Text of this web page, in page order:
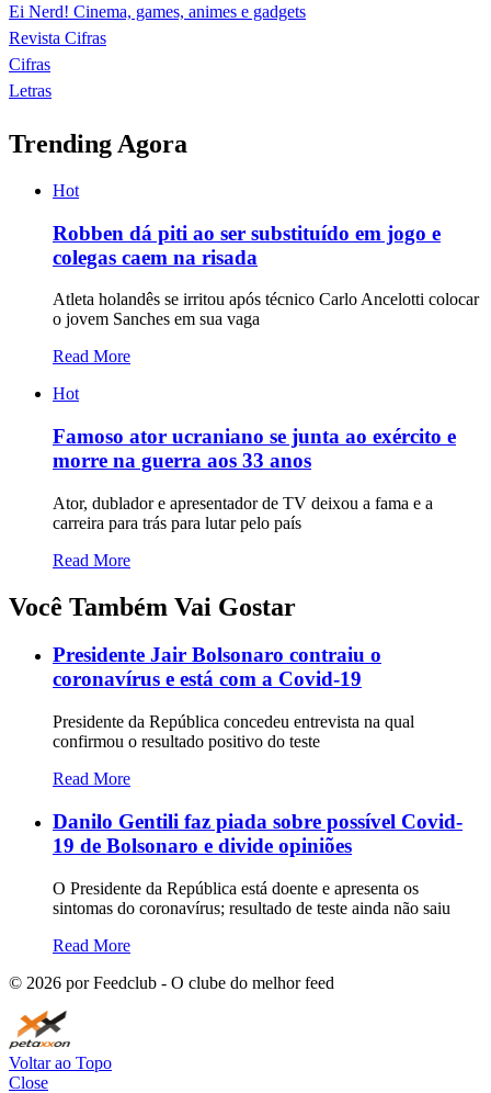
Ei Nerd! Cinema, games, animes e gadgets
Revista Cifras
Cifras
Letras
Trending Agora
Hot
Robben dá piti ao ser substituído em jogo e
colegas caem na risada
Atleta holandês se irritou após técnico Carlo Ancelotti colocar
o jovem Sanches em sua vaga
Read More
Hot
Famoso ator ucraniano se junta ao exército e
morre na guerra aos 33 anos
Ator, dublador e apresentador de TV deixou a fama e a
carreira para trás para lutar pelo país
Read More
Você Também Vai Gostar
Presidente Jair Bolsonaro contraiu o
coronavírus e está com a Covid-19
Presidente da República concedeu entrevista na qual
confirmou o resultado positivo do teste
Read More
Danilo Gentili faz piada sobre possível Covid-
19 de Bolsonaro e divide opiniões
O Presidente da República está doente e apresenta os
sintomas do coronavírus; resultado de teste ainda não saiu
Read More
© 2026 por Feedclub - O clube do melhor feed
Voltar ao Topo
Close